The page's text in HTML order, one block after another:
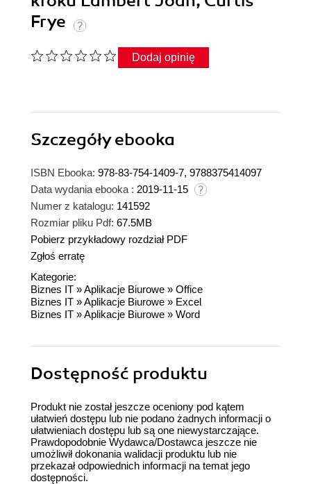
Frye
Dodaj opinię
Szczegółyebooka
ISBN Ebooka: 978-83-754-1409-7, 9788375414097
Data wydania ebooka : 2019-11-15
Numer z katalogu: 141592
Rozmiar pliku Pdf: 67.5MB
Pobierz przykładowy rozdział PDF
Zgłoś erratę
Kategorie:
Biznes IT »Aplikacje Biurowe » Office
Biznes IT »Aplikacje Biurowe » Excel
Biznes IT »Aplikacje Biurowe » Word
Dostępność produktu
Produkt nie został jeszcze oceniony pod kątem
ułatwień dostępu lub nie podano żadnych informacji o
ułatwieniach dostępu lub są one niewystarczające.
Prawdopodobnie Wydawca/Dostawca jeszcze nie
umożliwił dokonania walidacji produktu lub nie
przekazał odpowiednich informacji na temat jego
dostępności.